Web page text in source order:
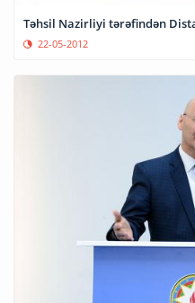
Təhsil Nazirliyi tərəfindən
22-05-2012